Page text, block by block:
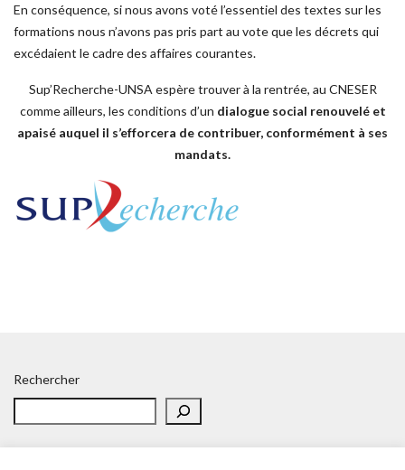
En conséquence, si nous avons voté l’essentiel des textes sur les
formations nous n’avons pas pris part au vote que les décrets qui
excédaient le cadre des affaires courantes.
Sup’Recherche-UNSA espère trouver à la rentrée, au CNESER
comme ailleurs, les conditions d’un dialogue social renouvelé et
apaisé auquel il s’efforcera de contribuer, conformément à ses
mandats.
Rechercher